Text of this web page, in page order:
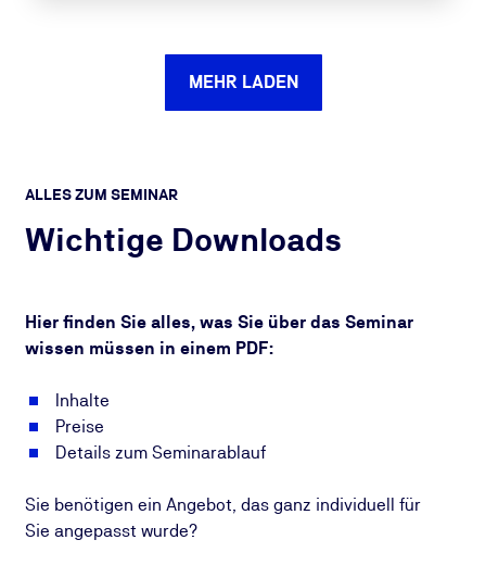
MEHR LADEN
ALLES ZUM SEMINAR
Wichtige Downloads
Hier finden Sie alles, was Sie über das Seminar
wissen müssen in einem PDF:
Inhalte
Preise
Details zum Seminarablauf
Sie benötigen ein Angebot, das ganz individuell für
Sie angepasst wurde?